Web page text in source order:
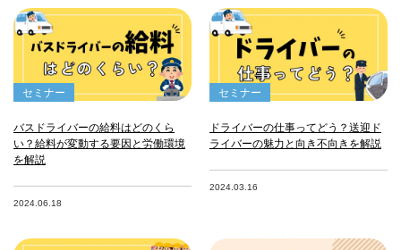
セミナー
バスドライバーの給料はどのくら
い？給料が変動する要因と労働環境
を解説
2024.06.18
セミナー
ドライバーの仕事ってどう？送迎ド
ライバーの魅力と向き不向きを解説
2024.03.16